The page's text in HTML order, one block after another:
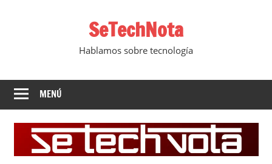
SeTechNota
Hablamos sobre tecnología
MENÚ